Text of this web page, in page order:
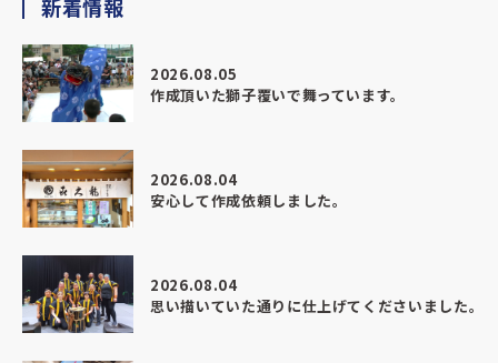
新着情報
2026.08.05
作成頂いた獅子覆いで舞っています。
2026.08.04
安心して作成依頼しました。
2026.08.04
思い描いていた通りに仕上げてくださいました。